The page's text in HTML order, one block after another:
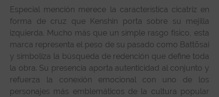
Especial mención merece la característica cicatriz en
forma de cruz que Kenshin porta sobre su mejilla
izquierda. Mucho más que un simple rasgo físico, esta
marca representa el peso de su pasado como Battōsai
y simboliza la búsqueda de redención que define toda
la obra. Su presencia aporta autenticidad al conjunto y
refuerza la conexión emocional con uno de los
personajes más emblemáticos de la cultura popular